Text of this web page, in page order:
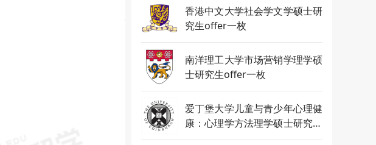
香港中文大学社会学文学硕士研
究生offer一枚
南洋理工大学市场营销学理学硕
士研究生offer一枚
爱丁堡大学儿童与青少年心理健
康：心理学方法理学硕士研究生
offer一枚